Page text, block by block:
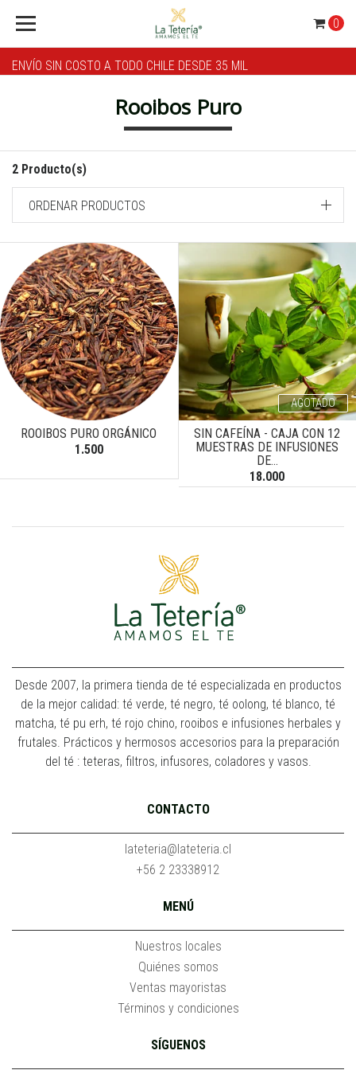
ENVÍO SIN COSTO A TODO CHILE DESDE 35 MIL
0
Rooibos Puro
2 Producto(s)
ORDENAR PRODUCTOS
ROOIBOS PURO ORGÁNICO
1.500
AGOTADO
SIN CAFEÍNA - CAJA CON 12
MUESTRAS DE INFUSIONES
DE...
18.000
Desde 2007, la primera tienda de té especializada en productos
de la mejor calidad: té verde, té negro, té oolong, té blanco, té
matcha, té pu erh, té rojo chino, rooibos e infusiones herbales y
frutales. Prácticos y hermosos accesorios para la preparación
del té : teteras, filtros, infusores, coladores y vasos.
CONTACTO
lateteria@lateteria.cl
+56 2 23338912
MENÚ
Nuestros locales
Quiénes somos
Ventas mayoristas
Términos y condiciones
SÍGUENOS